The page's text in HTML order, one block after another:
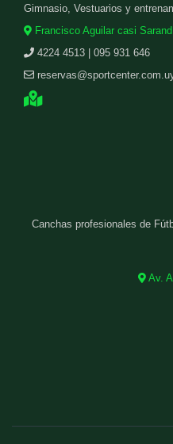
Gimnasio, Vestuarios y
Francisco Aguilar casi
4224 4513 | 095 931 646
Canchas profesionales de
Av.